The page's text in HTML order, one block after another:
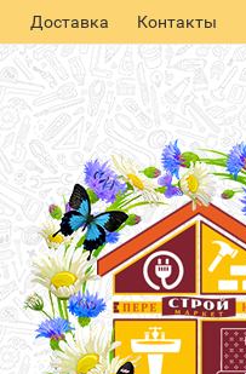
Доставка Контакты